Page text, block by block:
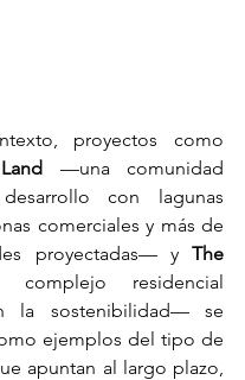
—una comunidad
con lagunas
comerciales y más de
proyectadas— y The
residencial
la sostenibilidad— se
ejemplos del tipo de
apuntan al largo plazo,